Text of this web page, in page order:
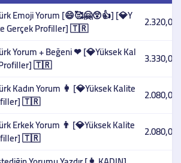
Emoji Yorum [😄🥰🤗😲👍] [💎Y
Gerçek Profiller] 🇹🇷 2.320,00
Yorum + Beğeni ❤ [💎Yüksek Kal
Profiller] 🇹🇷 3.330,00
Kadın Yorum 👩 [💎Yüksek Kalite
🇹🇷 2.080,00
Erkek Yorum 👨 [💎Yüksek Kalite
🇹🇷 2.080,00